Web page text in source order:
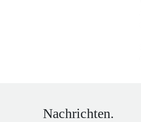
Nachrichten.